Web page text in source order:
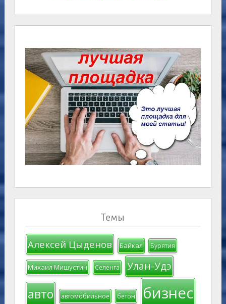
Темы
Алексей Цыденов Байкал Бурятия
Михаил Мишустин Селенга Улан-Удэ
авто автомобильное бетон бизнес